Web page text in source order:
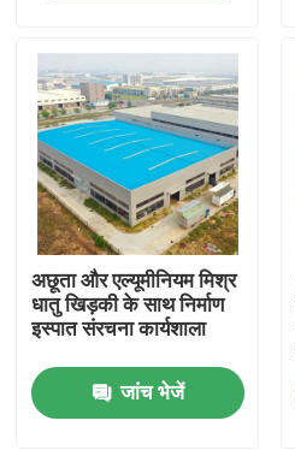
घर
उत्पादों
वीडियो
हमारे बारे में
कारखाना भ्रमण
अछूता और एल्यूमीनियम मिश्र
धातु खिड़की के साथ निर्माण
इस्पात संरचना कार्यशाला
जांच भेजें